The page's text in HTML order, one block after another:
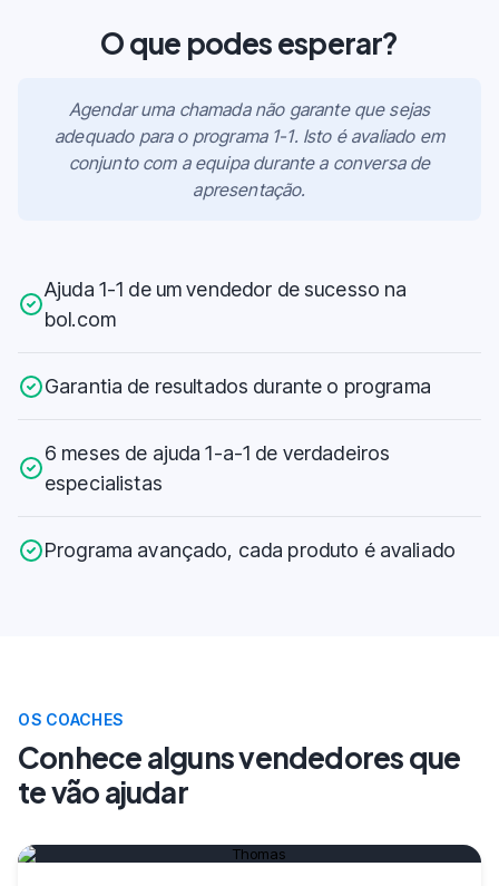
O que podes esperar?
Agendar uma chamada não garante que sejas
adequado para o programa 1-1. Isto é avaliado em
conjunto com a equipa durante a conversa de
apresentação.
Ajuda 1-1 de um vendedor de sucesso na
bol.com
Garantia de resultados durante o programa
6 meses de ajuda 1-a-1 de verdadeiros
especialistas
Programa avançado, cada produto é avaliado
OS COACHES
Conhece alguns vendedores que
te vão ajudar